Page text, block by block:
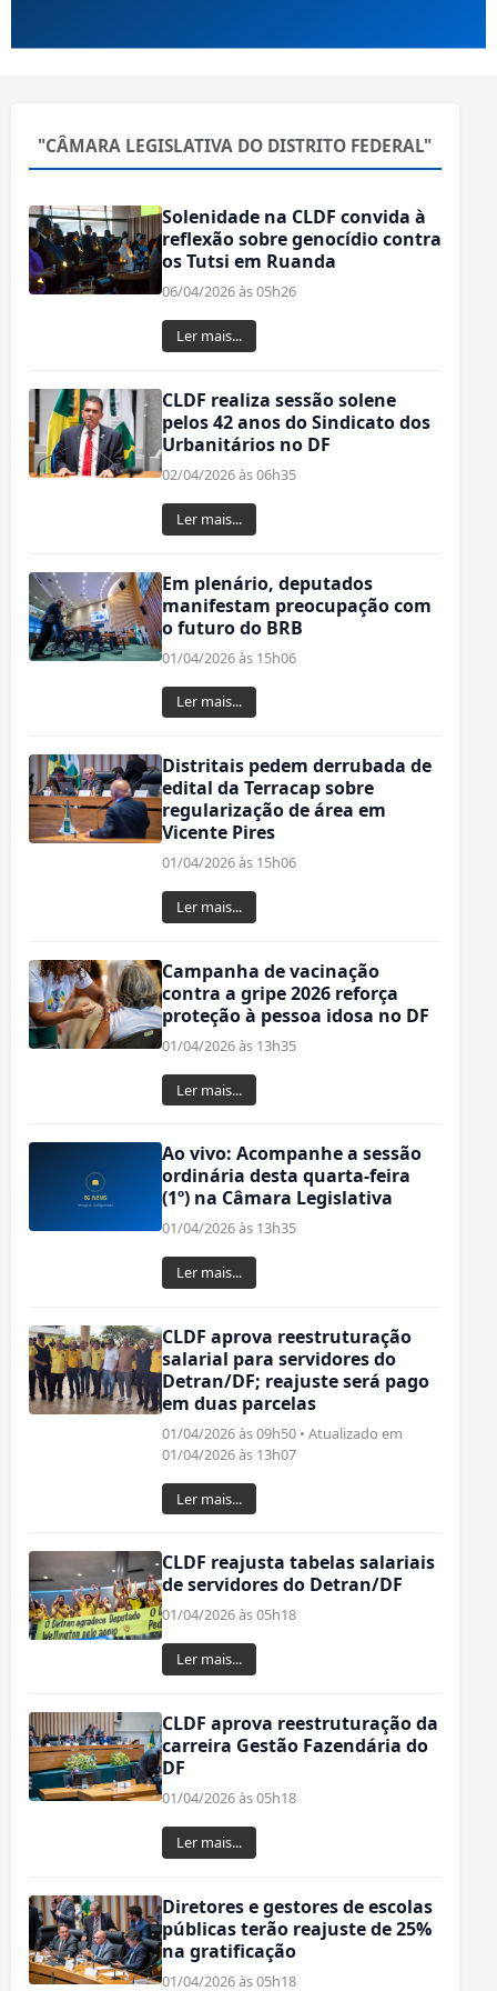
"CÂMARA LEGISLATIVA DO DISTRITO FEDERAL"
Solenidade na CLDF convida à
reflexão sobre genocídio contra
os Tutsi em Ruanda
06/04/2026 às 05h26
Ler mais...
CLDF realiza sessão solene
pelos 42 anos do Sindicato dos
Urbanitários no DF
02/04/2026 às 06h35
Ler mais...
Em plenário, deputados
manifestam preocupação com
o futuro do BRB
01/04/2026 às 15h06
Ler mais...
Distritais pedem derrubada de
edital da Terracap sobre
regularização de área em
Vicente Pires
01/04/2026 às 15h06
Ler mais...
Campanha de vacinação
contra a gripe 2026 reforça
proteção à pessoa idosa no DF
01/04/2026 às 13h35
Ler mais...
Ao vivo: Acompanhe a sessão
ordinária desta quarta-feira
(1º) na Câmara Legislativa
01/04/2026 às 13h35
Ler mais...
CLDF aprova reestruturação
salarial para servidores do
Detran/DF; reajuste será pago
em duas parcelas
01/04/2026 às 09h50 • Atualizado em
01/04/2026 às 13h07
Ler mais...
CLDF reajusta tabelas salariais
de servidores do Detran/DF
01/04/2026 às 05h18
Ler mais...
CLDF aprova reestruturação da
carreira Gestão Fazendária do
DF
01/04/2026 às 05h18
Ler mais...
Diretores e gestores de escolas
públicas terão reajuste de 25%
na gratificação
01/04/2026 às 05h18